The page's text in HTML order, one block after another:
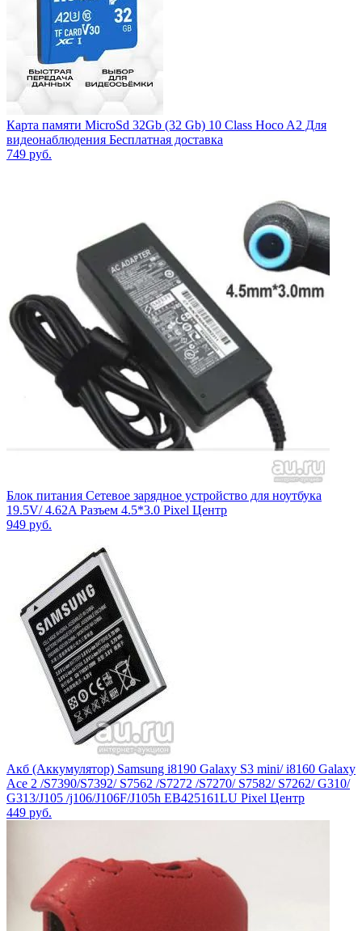
Карта памяти MicroSd 32Gb (32 Gb) 10 Class Hoco A2 Для
видеонаблюдения Бесплатная доставка
749 руб.
Блок питания Сетевое зарядное устройство для ноутбука
19.5V/ 4.62A Разъем 4.5*3.0 Pixel Центр
949 руб.
Акб (Аккумулятор) Samsung i8190 Galaxy S3 mini/ i8160 Galaxy
Ace 2 /S7390/S7392/ S7562 /S7272 /S7270/ S7582/ S7262/ G310/
G313/J105 /j106/J106F/J105h EB425161LU Pixel Центр
449 руб.